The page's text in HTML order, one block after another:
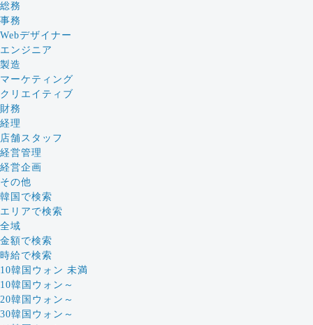
総務
事務
Webデザイナー
エンジニア
製造
マーケティング
クリエイティブ
財務
経理
店舗スタッフ
経営管理
経営企画
その他
韓国で検索
エリアで検索
全域
金額で検索
時給で検索
10韓国ウォン 未満
10韓国ウォン～
20韓国ウォン～
30韓国ウォン～